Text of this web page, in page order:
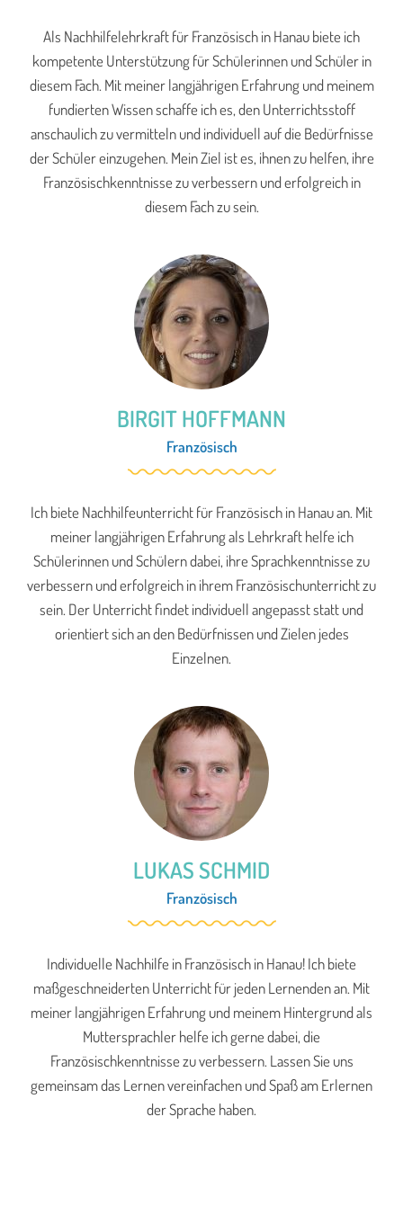
Als Nachhilfelehrkraft für Französisch in Hanau biete ich
kompetente Unterstützung für Schülerinnen und Schüler in
diesem Fach. Mit meiner langjährigen Erfahrung und meinem
fundierten Wissen schaffe ich es, den Unterrichtsstoff
anschaulich zu vermitteln und individuell auf die Bedürfnisse
der Schüler einzugehen. Mein Ziel ist es, ihnen zu helfen, ihre
Französischkenntnisse zu verbessern und erfolgreich in
diesem Fach zu sein.
BIRGIT HOFFMANN
Französisch
Ich biete Nachhilfeunterricht für Französisch in Hanau an. Mit
meiner langjährigen Erfahrung als Lehrkraft helfe ich
Schülerinnen und Schülern dabei, ihre Sprachkenntnisse zu
verbessern und erfolgreich in ihrem Französischunterricht zu
sein. Der Unterricht findet individuell angepasst statt und
orientiert sich an den Bedürfnissen und Zielen jedes
Einzelnen.
LUKAS SCHMID
Französisch
Individuelle Nachhilfe in Französisch in Hanau! Ich biete
maßgeschneiderten Unterricht für jeden Lernenden an. Mit
meiner langjährigen Erfahrung und meinem Hintergrund als
Muttersprachler helfe ich gerne dabei, die
Französischkenntnisse zu verbessern. Lassen Sie uns
gemeinsam das Lernen vereinfachen und Spaß am Erlernen
der Sprache haben.